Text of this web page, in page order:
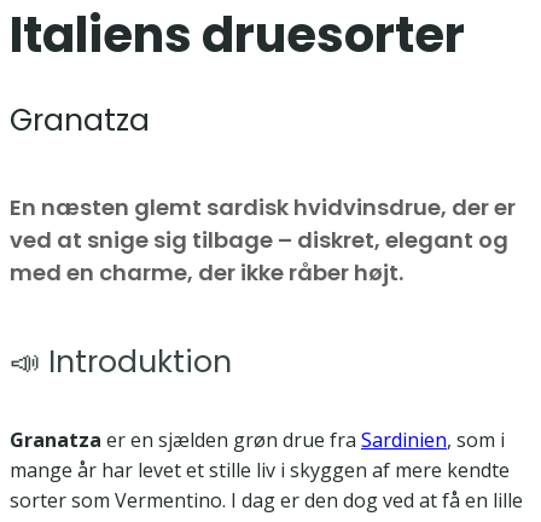
Italiens druesorter
Granatza
En næsten glemt sardisk hvidvinsdrue, der er
ved at snige sig tilbage – diskret, elegant og
med en charme, der ikke råber højt.
📣 Introduktion
Granatza er en sjælden grøn drue fra Sardinien, som i
mange år har levet et stille liv i skyggen af mere kendte
sorter som Vermentino. I dag er den dog ved at få en lille